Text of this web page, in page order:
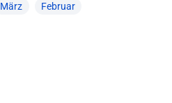
März Februar